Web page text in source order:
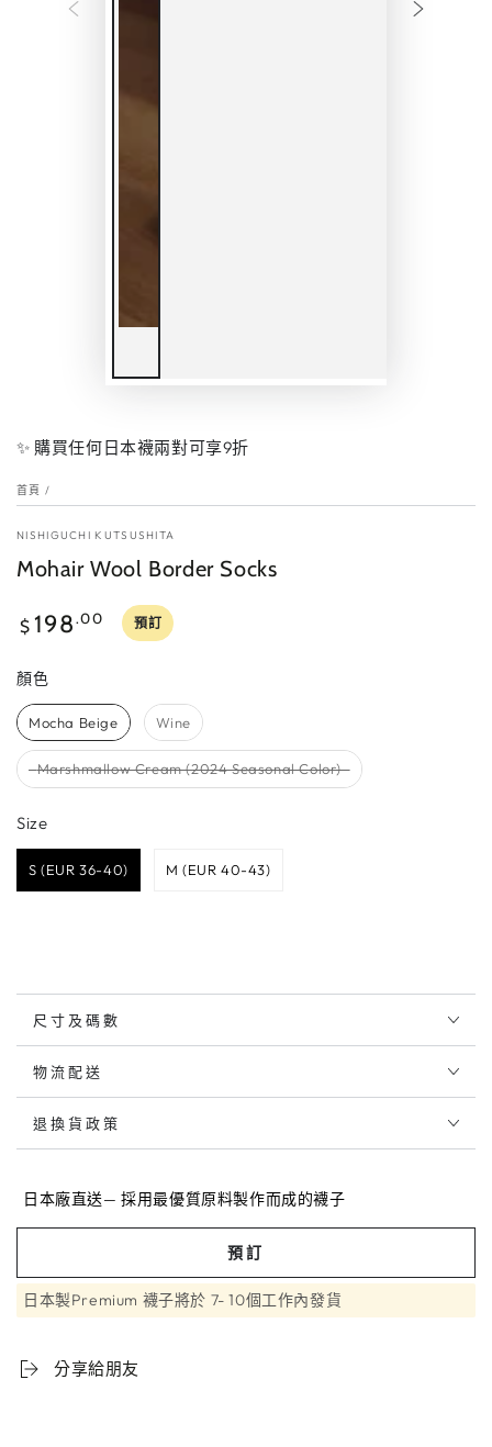
✨ 購買任何日本襪兩對可享9折
首頁 /
NISHIGUCHI KUTSUSHITA
Mohair Wool Border Socks
正
常
格
$ 198.00 預訂
顏色顏色
Mocha Beige Wine
Marshmallow Cream (2024 Seasonal Color)
SizeSize
S (EUR 36-40) M (EUR 40-43)
尺寸及碼數
物流配送
退換貨政策
日本廠直送— 採用最優質原料製作而成的襪子
預訂
日本製Premium 襪子將於 7- 10個工作內發貨
分享給朋友
UNLOCK 10% OFF
Sign up to receive 10% off your first order and
NO, THANKS